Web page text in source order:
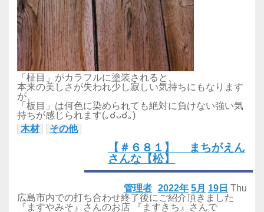
「柾目」がカラフルに塗装されると、
本来の美しさが失われ少し寂しい気持ちにもなります
が、
「板目」は何色に染められても絶対に負けない強い気
持ちが感じられます(｡☌ᴗ☌｡)
木材
その他
【＃６８１】 まちがえん
さんな【松】
2022年 5月 19日 Thu
管理者
広島市内での打ち合わせ終了後にご紹介頂きました
『ますやみそ』さんのお店 『ますきち』さんで